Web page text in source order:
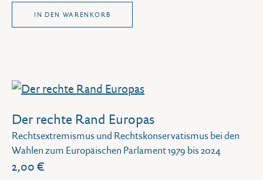
IN DEN WARENKORB
Der rechte Rand Europas
Rechtsextremismus und Rechtskonservatismus bei den
Wahlen zum Europäischen Parlament 1979 bis 2024
2,00 €